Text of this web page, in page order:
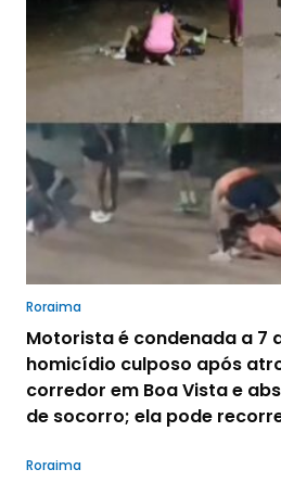
Roraima
Motorista é condenada a 7
homicídio culposo após
corredor em Boa Vista e
de socorro; ela pode
Roraima